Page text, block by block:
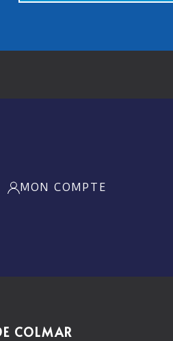
MON COMPTE
COLMAR